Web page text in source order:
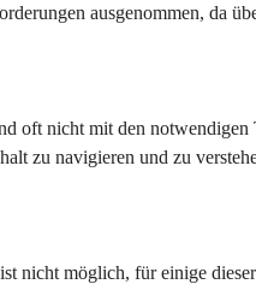
ausgenommen, da
oft nicht mit den notwendigen
zu navigieren und zu
nicht möglich, für einige